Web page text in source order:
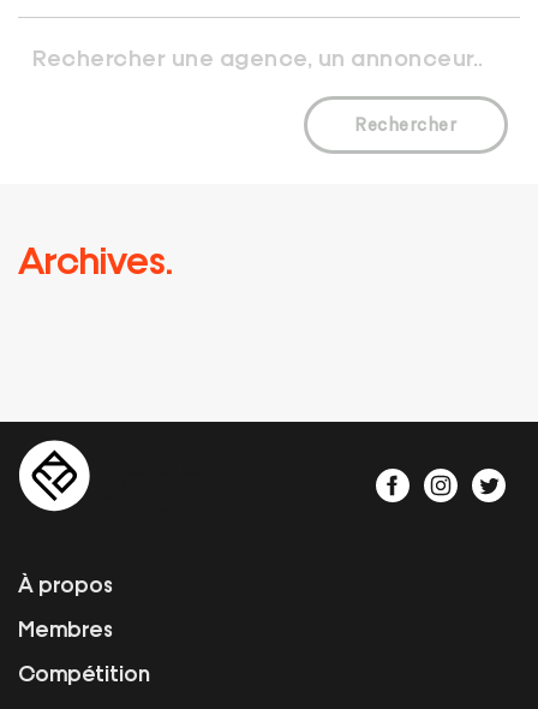
Rechercher
Archives.
À propos
Membres
Compétition